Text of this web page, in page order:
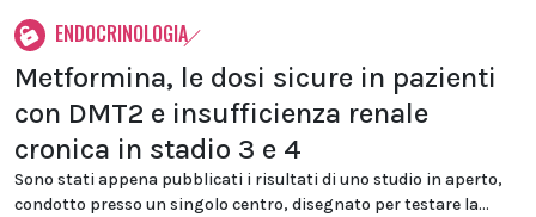
ENDOCRINOLOGIA
Metformina, le dosi sicure in pazienti
con DMT2 e insufficienza renale
cronica in stadio 3 e 4
Sono stati appena pubblicati i risultati di uno studio in aperto,
condotto presso un singolo centro, disegnato per testare la...